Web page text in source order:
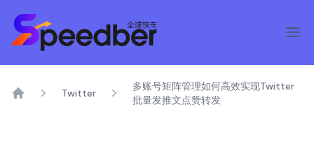
Twitter
多账号矩阵管理如何高效实现Twitter
批量发推文点赞转发